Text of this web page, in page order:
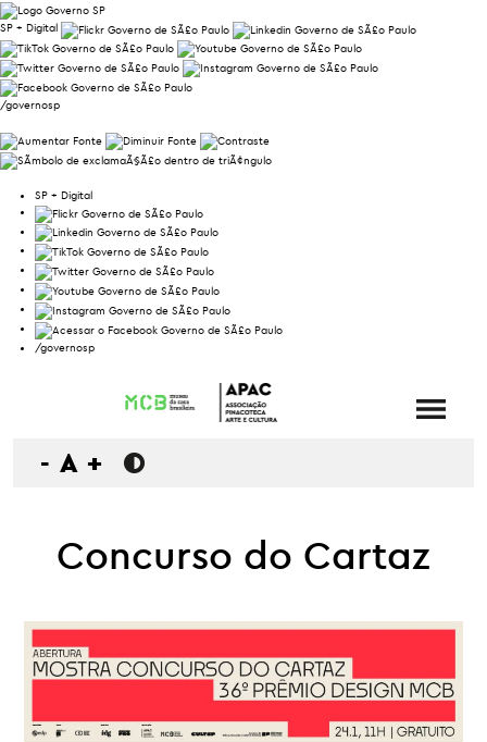
SP + Digital
/governosp
SP + Digital
/governosp
- A +
Concurso do Cartaz